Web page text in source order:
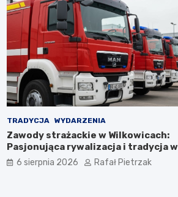
TRADYCJA WYDARZENIA
Zawody strażackie w Wilkowicach:
Pasjonująca rywalizacja i tradycja w
akcji
6 sierpnia 2026 Rafał Pietrzak